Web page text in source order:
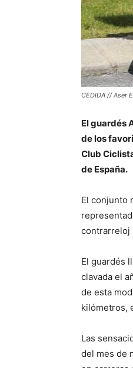
CEDIDA // Aser
El guardés
de los
Club
de España.
El conjunto
contrarreloj
El guardés
clavada el
de esta
kilómetros,
Las
del mes de